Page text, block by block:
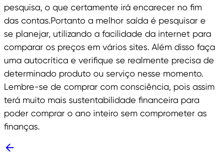
pesquisa, o que certamente irá encarecer no fim
das contas.Portanto a melhor saída é pesquisar e
se planejar, utilizando a facilidade da internet para
comparar os preços em vários sites. Além disso faça
uma autocrítica e verifique se realmente precisa de
determinado produto ou serviço nesse momento.
Lembre-se de comprar com consciência, pois assim
terá muito mais sustentabilidade financeira para
poder comprar o ano inteiro sem comprometer as
finanças.